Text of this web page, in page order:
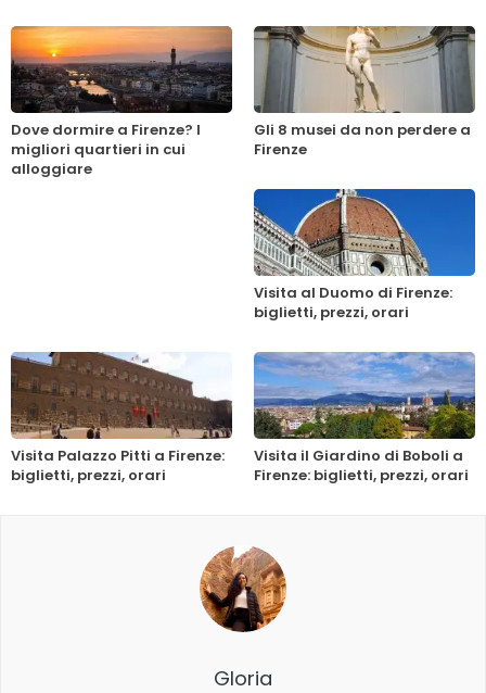
Dove dormire a Firenze? I
migliori quartieri in cui
alloggiare
Gli 8 musei da non perdere a
Firenze
Visita al Duomo di Firenze:
biglietti, prezzi, orari
Visita Palazzo Pitti a Firenze:
biglietti, prezzi, orari
Visita il Giardino di Boboli a
Firenze: biglietti, prezzi, orari
Gloria